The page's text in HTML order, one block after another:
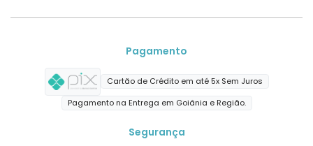
Pagamento
Cartão de Crédito em até 5x Sem Juros
Pagamento na Entrega em Goiânia e Região.
Segurança